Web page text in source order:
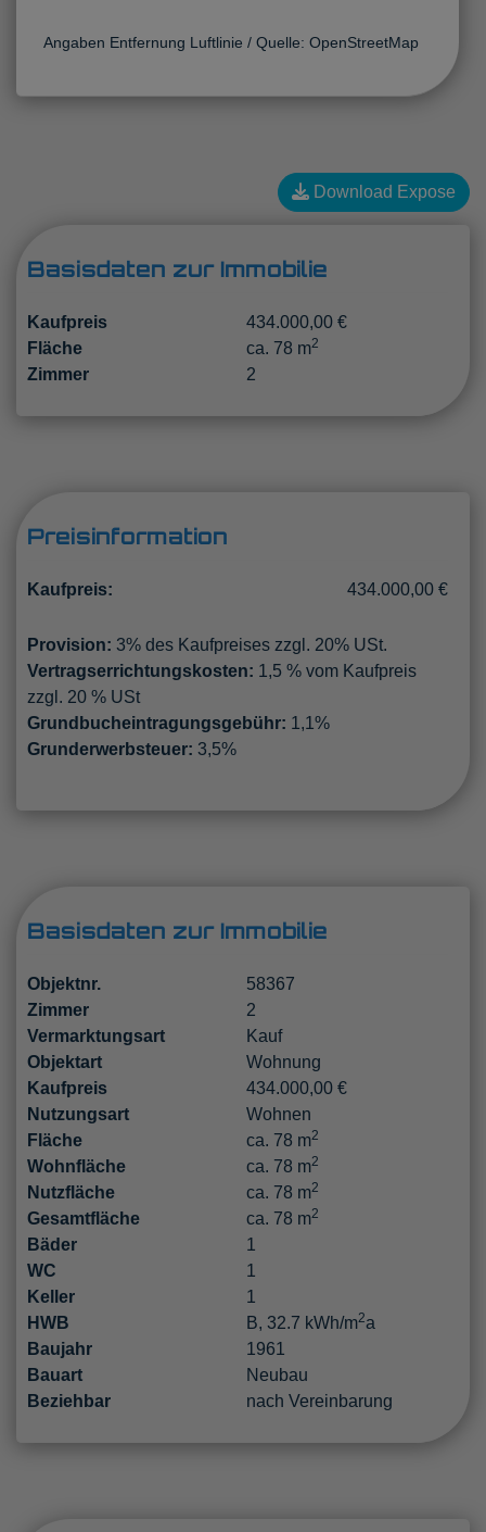
Angaben Entfernung Luftlinie / Quelle: OpenStreetMap
Download Expose
Basisdaten zur Immobilie
Kaufpreis
434.000,00 €
Fläche
ca. 78 m2
Zimmer 2
Preisinformation
Kaufpreis: 434.000,00 €
Provision: 3% des Kaufpreises zzgl. 20% USt.
Vertragserrichtungskosten: 1,5 % vom Kaufpreis
zzgl. 20 % USt
Grundbucheintragungsgebühr: 1,1%
Grunderwerbsteuer: 3,5%
Basisdaten zur Immobilie
Objektnr.
58367
Zimmer
2
Vermarktungsart
Kauf
Objektart
Wohnung
Kaufpreis
434.000,00 €
Nutzungsart
Wohnen
Fläche
ca. 78 m2
Wohnfläche ca. 78 m2
Nutzfläche ca. 78 m2
Gesamtfläche ca. 78 m2
Bäder
1
WC
1
Keller
1
HWB
B, 32.7 kWh/m2a
Baujahr
1961
Bauart
Neubau
Beziehbar
nach Vereinbarung